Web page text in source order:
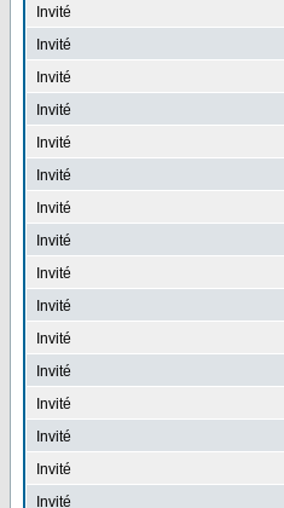
Invité
Invité
Invité
Invité
Invité
Invité
Invité
Invité
Invité
Invité
Invité
Invité
Invité
Invité
Invité
Invité